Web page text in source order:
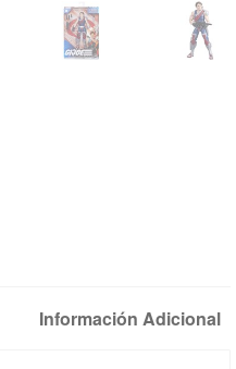
Información Adicional